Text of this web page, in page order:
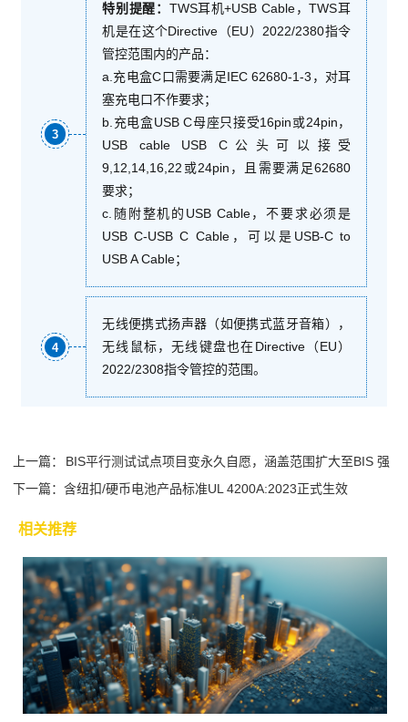
3
特别提醒： TWS耳机+USB Cable，TWS耳
机是在这个Directive（EU）2022/2380指令
管控范围内的产品：
a.充电盒C口需要满足IEC 62680-1-3，对耳
塞充电口不作要求；
b.充电盒USB C母座只接受16pin或24pin，
USB cable USB C公头可以接受
9,12,14,16,22或24pin，且需要满足62680
要求；
c.随附整机的USB Cable，不要求必须是
USB C-USB C Cable，可以是USB-C to
USB A Cable；
4
无线便携式扬声器（如便携式蓝牙音箱），
无线鼠标，无线键盘也在Directive（EU）
2022/2308指令管控的范围。
上一篇：
BIS平行测试试点项目变永久自愿，涵盖范围扩大至BIS 强
制...
下一篇：含纽扣/硬币电池产品标准UL 4200A:2023正式生效
相关推荐